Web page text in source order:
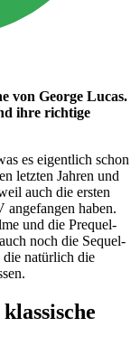
von George Lucas.
ihre richtige
es eigentlich schon
letzten Jahren und
auch die ersten
haben.
und die Prequel-
noch die Sequel-
natürlich die